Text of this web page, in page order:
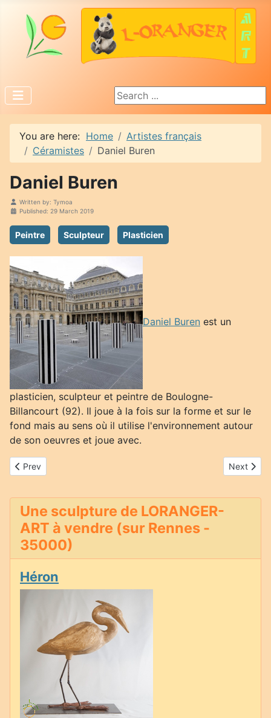
Search ...
You are here: Home
Artistes français
Céramistes
Daniel Buren
Daniel Buren
Written by: Tymoa
Published: 29 March 2019
Peintre Sculpteur Plasticien
Daniel Buren est un
plasticien, sculpteur et peintre de Boulogne-
Billancourt (92). Il joue à la fois sur la forme et sur le
fond mais au sens où il utilise l'environnement autour
de son oeuvres et joue avec.
Previous article: Ora-ïto (Ito Morabito)
Prev Next
Next
Une sculpture de LORANGER-
ART à vendre (sur Rennes -
35000)
Héron